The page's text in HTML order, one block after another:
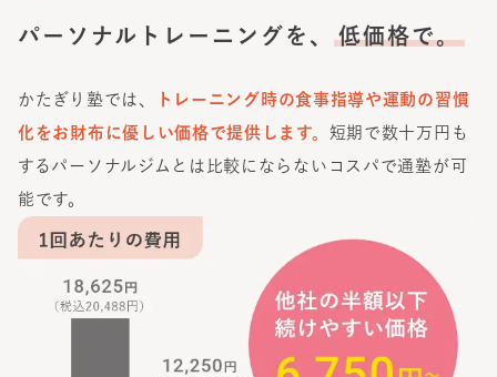
パーソナルトレーニングを、 低価格で。
かたぎり塾では、
トレーニング時の食事指導や運動の習慣
化をお財布に優しい価格で提供します。 短期で数十万円も
するパーソナルジムとは比較にならないコスパで通塾が可
能です。